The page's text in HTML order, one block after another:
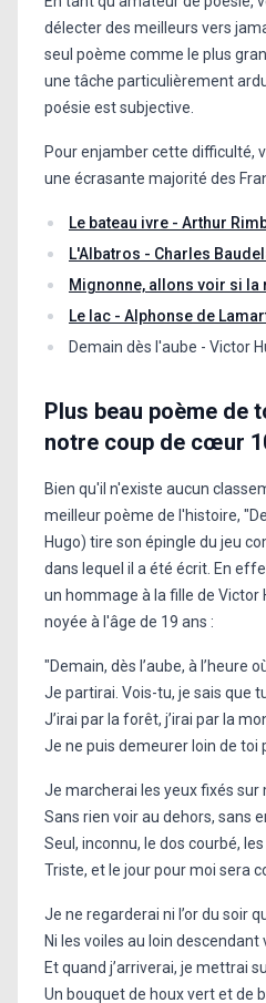
délecter des meilleurs vers
seul poème comme le plus
une tâche particulièrement
poésie est subjective.
Pour enjamber cette difficulté,
une écrasante majorité des
Le bateau ivre - Arthur
L'Albatros - Charles
Mignonne, allons voir si la
Le lac - Alphonse de
Demain dès l'aube - Victor
Plus beau poème de
notre coup de cœur
Bien qu'il n'existe aucun
meilleur poème de l'histoire,
Hugo) tire son épingle du jeu
dans lequel il a été écrit. En
un hommage à la fille de Victor
noyée à l'âge de 19 ans :
"Demain, dès l’aube, à l’heure
Je partirai. Vois-tu, je sais que
J’irai par la forêt, j’irai par la
Je ne puis demeurer loin de toi
Je marcherai les yeux fixés sur
Sans rien voir au dehors, sans
Seul, inconnu, le dos courbé,
Triste, et le jour pour moi sera
Je ne regarderai ni l’or du soir
Ni les voiles au loin descendant
Et quand j’arriverai, je mettrai
Un bouquet de houx vert et de